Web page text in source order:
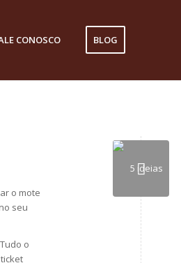
CONOSCO BLOG
o mote
seu
o